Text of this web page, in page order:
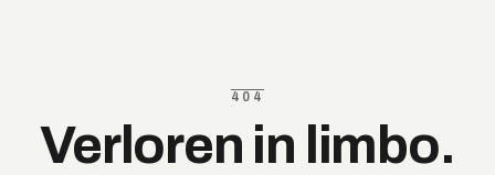
404
Verloren in limbo.